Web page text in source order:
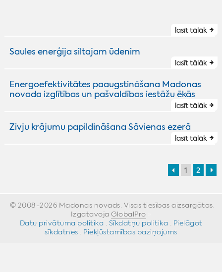
lasīt tālāk
Saules enerģija siltajam ūdenim
lasīt tālāk
Energoefektivitātes paaugstināšana Madonas
novada izglītības un pašvaldības iestāžu ēkās
lasīt tālāk
Zivju krājumu papildināšana Sāvienas ezerā
lasīt tālāk
1 2
© 2008-2026 Madonas novads. Visas tiesības aizsargātas.
Izgatavoja GlobalPro
Datu privātuma politika · Sīkdatņu politika · Pielāgot
sīkdatnes · Piekļūstamības paziņojums